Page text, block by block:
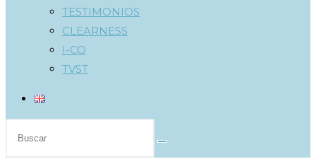
TESTIMONIOS
CLEARNESS
I-CQ
TVST